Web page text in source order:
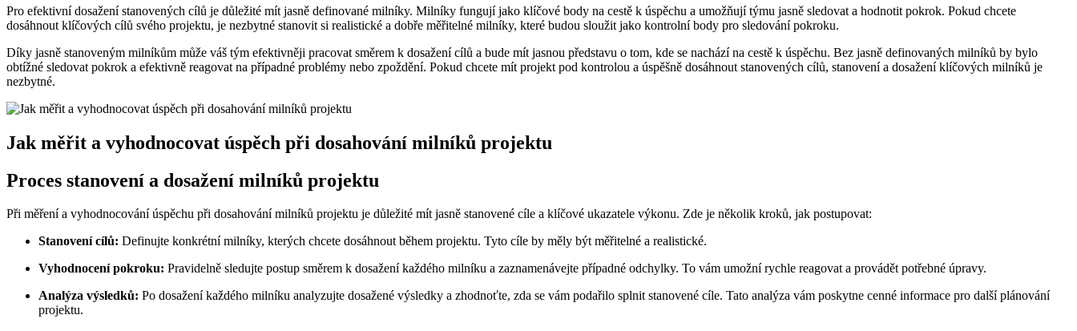
Pro efektivní dosažení stanovených cílů je důležité mít jasně definované milníky. Milníky fungují jako klíčové body na cestě k úspěchu a umožňují týmu jasně sledovat a hodnotit pokrok. Pokud chcete
dosáhnout klíčových cílů svého projektu, je nezbytné stanovit si realistické a dobře měřitelné milníky, které budou sloužit jako kontrolní body pro sledování pokroku.
Díky jasně stanoveným milníkům může váš tým efektivněji pracovat směrem k dosažení cílů a bude mít jasnou představu o tom, kde se nachází na cestě k úspěchu. Bez jasně definovaných milníků by bylo
obtížné sledovat pokrok a efektivně reagovat na případné problémy nebo zpoždění. Pokud chcete mít projekt pod kontrolou a úspěšně dosáhnout stanovených cílů, stanovení a dosažení klíčových milníků je
nezbytné.
Jak měřit a vyhodnocovat úspěch při dosahování milníků projektu
Proces stanovení a dosažení milníků projektu
Při měření a vyhodnocování úspěchu při dosahování milníků projektu je důležité mít jasně stanovené cíle a klíčové ukazatele výkonu. Zde je několik kroků, jak postupovat:
Stanovení cílů: Definujte konkrétní milníky, kterých chcete dosáhnout během projektu. Tyto cíle by měly být měřitelné a realistické.
Vyhodnocení pokroku: Pravidelně sledujte postup směrem k dosažení každého milníku a zaznamenávejte případné odchylky. To vám umožní rychle reagovat a provádět potřebné úpravy.
Analýza výsledků: Po dosažení každého milníku analyzujte dosažené výsledky a zhodnoťte, zda se vám podařilo splnit stanovené cíle. Tato analýza vám poskytne cenné informace pro další plánování
projektu.